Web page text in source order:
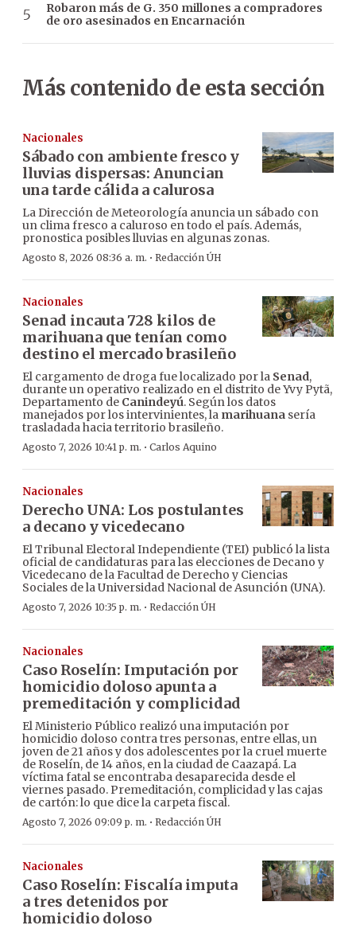
Robaron más de G. 350 millones a compradores
de oro asesinados en Encarnación
Más contenido de esta sección
Nacionales
Sábado con ambiente fresco y
lluvias dispersas: Anuncian
una tarde cálida a calurosa
La Dirección de Meteorología anuncia un sábado con
un clima fresco a caluroso en todo el país. Además,
pronostica posibles lluvias en algunas zonas.
Agosto 8, 2026 08:36 a. m. · Redacción ÚH
Nacionales
Senad incauta 728 kilos de
marihuana que tenían como
destino el mercado brasileño
El cargamento de droga fue localizado por la Senad,
durante un operativo realizado en el distrito de Yvy Pytã,
Departamento de Canindeyú. Según los datos
manejados por los intervinientes, la marihuana sería
trasladada hacia territorio brasileño.
Agosto 7, 2026 10:41 p. m. · Carlos Aquino
Nacionales
Derecho UNA: Los postulantes
a decano y vicedecano
El Tribunal Electoral Independiente (TEI) publicó la lista
oficial de candidaturas para las elecciones de Decano y
Vicedecano de la Facultad de Derecho y Ciencias
Sociales de la Universidad Nacional de Asunción (UNA).
Agosto 7, 2026 10:35 p. m. · Redacción ÚH
Nacionales
Caso Roselín: Imputación por
homicidio doloso apunta a
premeditación y complicidad
El Ministerio Público realizó una imputación por
homicidio doloso contra tres personas, entre ellas, un
joven de 21 años y dos adolescentes por la cruel muerte
de Roselín, de 14 años, en la ciudad de Caazapá. La
víctima fatal se encontraba desaparecida desde el
viernes pasado. Premeditación, complicidad y las cajas
de cartón: lo que dice la carpeta fiscal.
Agosto 7, 2026 09:09 p. m. · Redacción ÚH
Nacionales
Caso Roselín: Fiscalía imputa
a tres detenidos por
homicidio doloso